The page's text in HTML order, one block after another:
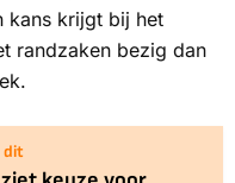
kans krijgt bij het
randzaken bezig dan
dit